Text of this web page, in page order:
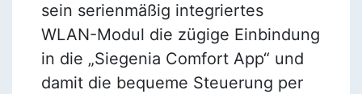
sein serienmäßig integriertes
WLAN-Modul die zügige Einbindung
in die „Siegenia Comfort App“ und
damit die bequeme Steuerung per